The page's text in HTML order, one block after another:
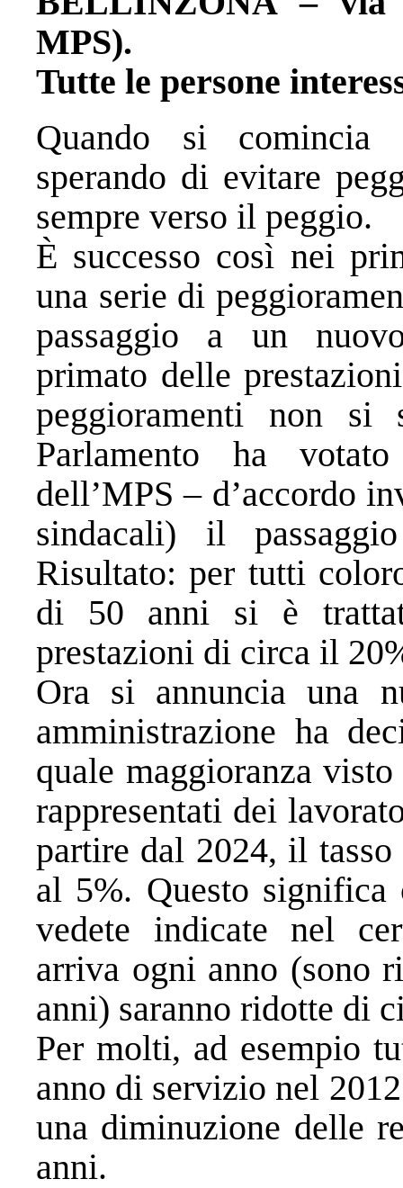
MPS).
Tutte le persone
Quando si comincia
sperando di evitare
sempre verso il peggio.
È successo così nei
una serie di
passaggio a un
primato delle
peggioramenti non
Parlamento ha
dell’MPS – d’accordo
sindacali) il
Risultato: per tutti
di 50 anni si è
prestazioni di circa il
Ora si annuncia una
amministrazione ha
quale maggioranza
rappresentati dei
partire dal 2024, il
al 5%. Questo
vedete indicate nel
arriva ogni anno (sono
anni) saranno ridotte di
Per molti, ad esempio
anno di servizio nel
una diminuzione delle
anni.